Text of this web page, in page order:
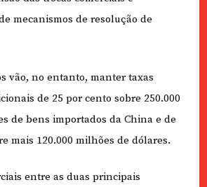
mecanismos de resolução de
vão, no entanto, manter taxas
de 25 por cento sobre 250.000
de bens importados da China e de
mais 120.000 milhões de dólares.
entre as duas principais